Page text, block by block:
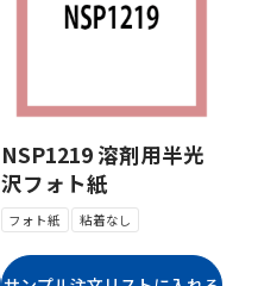
NSP1219 溶剤用半光
沢フォト紙
フォト紙 粘着なし